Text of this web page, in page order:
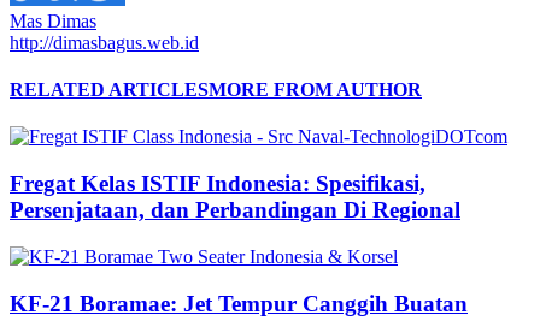
Mas Dimas
http://dimasbagus.web.id
RELATED ARTICLESMORE FROM AUTHOR
Fregat Kelas ISTIF Indonesia: Spesifikasi,
Persenjataan, dan Perbandingan Di Regional
KF-21 Boramae: Jet Tempur Canggih Buatan